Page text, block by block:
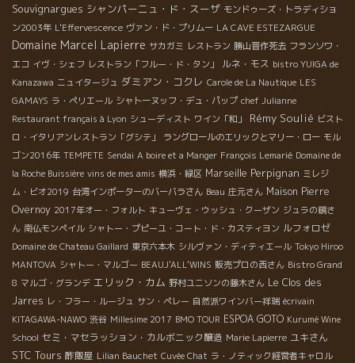
Souvignargues シャンパーニュ・ド・スーザ モンドゥーズ・トラディショ
ン2003年 L'Effervescence ヴァン・ド・プリムー LA CAVE ESTEZARGUE
Domaine Marcel Lapierre サカガミ レストラン 勝山晋作死去 フランソワ・
エコ イヴ・シェフ レストラン「フルー・ド・タン」 ルネ・モス bistro YUIGA de
Kanazawa ニュイタージュ ダミアン・コクレ Carole de La Nautique LES
GAMAYS ラ・ペリエール シャトーヌッフ・デュ・パップ chef Julianne
Restaurant français à Lyon シューディスト ワイン「和」 Rémy Soulié ビスト
ロ・イタリアンレストラン「グシテ」
ラングロールのエリックとマリー・ロー モル
ゴン2016年 TEMPETE Sendai A boire et a Manger François Lemarié Domaine de
la Roche Buissière vins de mes amis 横浜・緑区 Marseille Perpignan ミレジ
ム・ビオ2019 台湾インポーターのバーバラさん Beau 庄元さん Maison Pierre
Overnoy 2017年オー・フォルト キューヴェ・ウッシュ・クーザン ジュラの鏡さ
ん 南仏モンペイル シャトー・プピーユ・コート・ド・カスティヨン ルフォロゼ
Domaine de Chateau Gaillard 東京六本木 シルヴァン・ディティエール Tokyo Hiroo
MANTOVA シャトー・マルゴー BEAUJ'ALL'WINS 販売プロの西さん Bistro Grand
8 マルゴ・グランデ エリック・カム 野村ユニソンの藤木さん Le Clos des
Jarres レ・フラー・ルージュ サン・ペレー 自然派ワインバー祥瑞 écrivain
KITAGAWA-NAWO 渋谷 Millesime 2017 BMO TOUR ESPOA GOTO Kurumé Wine
School セミ・マセラッション・カルボニック醸造 Marie Lapierre ユキさん
STC Tours 酢飯屋 Lilian Bauchet Cuvée Chat ラ・ノティック経営者キャロル